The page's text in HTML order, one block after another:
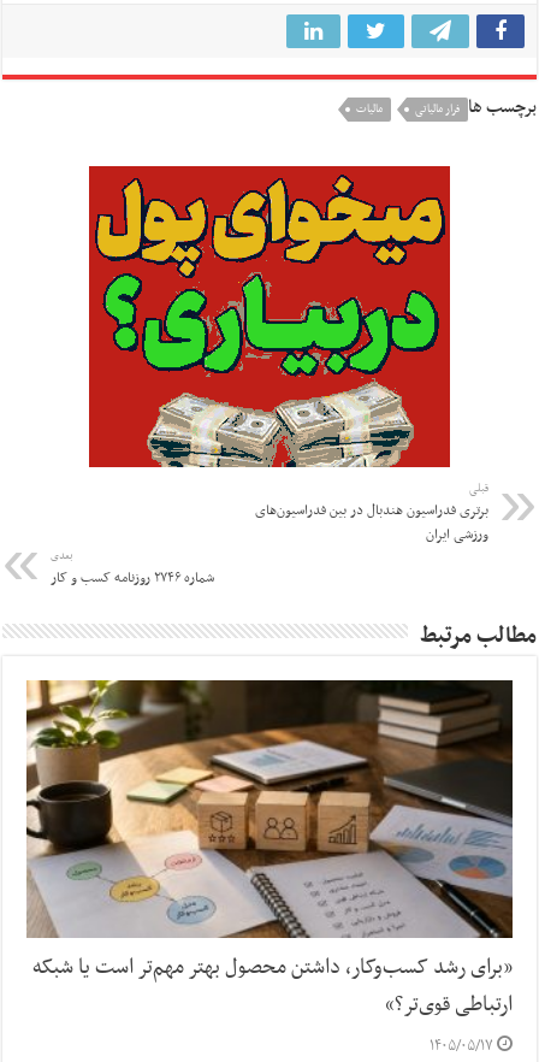
برچسب ها فرار مالیاتی مالیات
قبلی
برتری فدراسیون هندبال در بین فدراسیون‌های
ورزشی ایران
بعدی
شماره ۲۷۴۶ روزنامه کسب و کار
مطالب مرتبط
«برای رشد کسب‌وکار، داشتن محصول بهتر مهم‌تر است یا شبکه
ارتباطی قوی‌تر؟»
۱۴۰۵/۰۵/۱۷